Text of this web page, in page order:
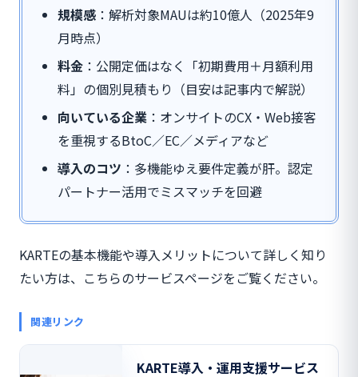
規模感 ：解析対象MAUは約10億人（2025年9
月時点）
料金 ：公開定価はなく「初期費用＋月額利用
料」の個別見積もり（目安は記事内で解説）
向いている企業 ：オンサイトのCX・Web接客
を重視するBtoC／EC／メディアなど
導入のコツ ：多機能ゆえ要件定義が肝。認定
パートナー活用でミスマッチを回避
KARTEの基本機能や導入メリットについて詳しく知り
たい方は、こちらのサービスページをご覧ください。
関連リンク
KARTE導入・運用支援サービス